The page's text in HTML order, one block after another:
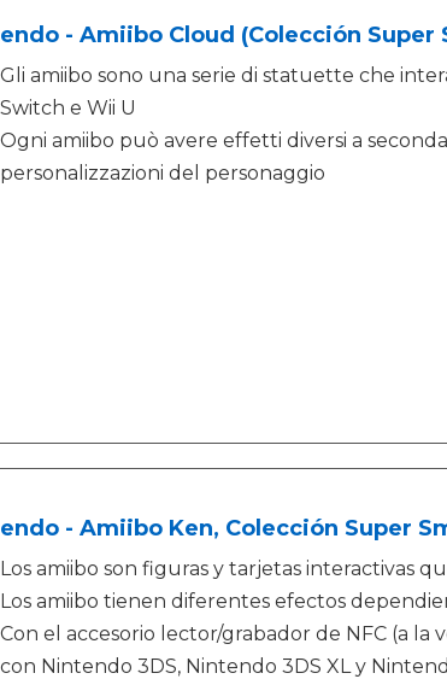
- Amiibo Cloud (Colección Super
Gli amiibo sono una serie di statuette che
Switch e Wii U
Ogni amiibo può avere effetti diversi a
personalizzazioni del personaggio
- Amiibo Ken, Colección Super
Los amiibo son figuras y tarjetas interactivas
Los amiibo tienen diferentes efectos
Con el accesorio lector/grabador de NFC (a la
con Nintendo 3DS, Nintendo 3DS XL y